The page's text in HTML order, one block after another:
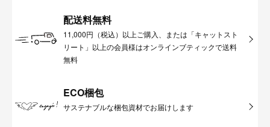
配送料無料
11,000円（税込）以上ご購入、または「キャットスト
リート」以上の会員様はオンラインブティックで送料
無料
ECO梱包
サステナブルな梱包資材でお届けします